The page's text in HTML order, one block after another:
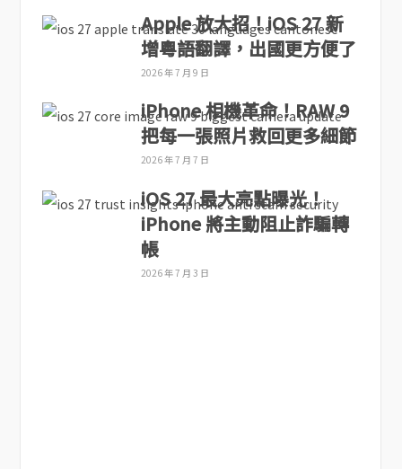
Apple 放大招！iOS 27 新
增粵語翻譯，出國更方便了
2026 年 7 月 9 日
iPhone 相機革命！RAW 9
把每一張照片救回更多細節
2026 年 7 月 7 日
iOS 27 最大亮點曝光！
iPhone 將主動阻止詐騙轉
帳
2026 年 7 月 3 日